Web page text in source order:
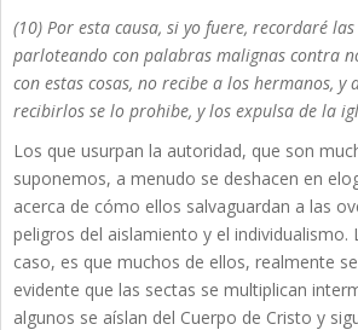
(10) Por esta causa, si yo fuere, recordaré
parloteando con palabras malignas contra
con estas cosas, no recibe a los hermanos, y
recibirlos se lo prohibe, y los expulsa de la
Los que usurpan la autoridad, que son
suponemos, a menudo se deshacen en
acerca de cómo ellos salvaguardan a las
peligros del aislamiento y el individualismo.
caso, es que muchos de ellos, realmente
evidente que las sectas se multiplican
algunos se aíslan del Cuerpo de Cristo y